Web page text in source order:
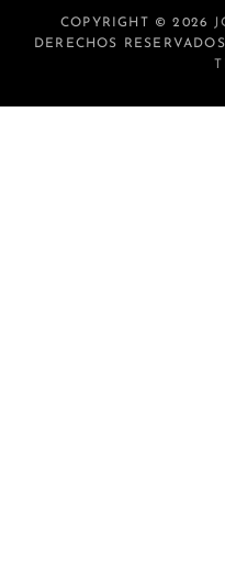
COPYRIGHT © 2026
DERECHOS